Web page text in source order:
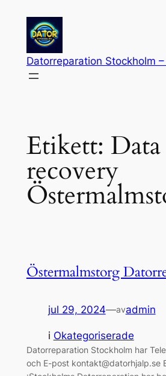
innehåll
Datorreparation Stockholm
Etikett: Data
recovery
Östermalmstorg
jul 29, 2024—avadmin
i Okategoriserade
Datorreparation Stockholm har
och E-post kontakt@datorhjalp.se